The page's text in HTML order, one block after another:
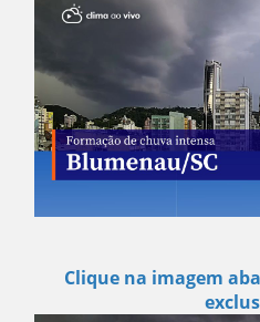
Clique na imagem